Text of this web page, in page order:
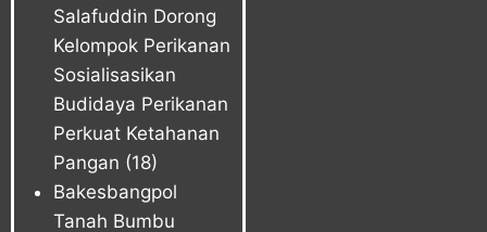
Salafuddin Dorong
Kelompok Perikanan
Sosialisasikan
Budidaya Perikanan
Perkuat Ketahanan
Pangan (18)
Bakesbangpol
Tanah Bumbu